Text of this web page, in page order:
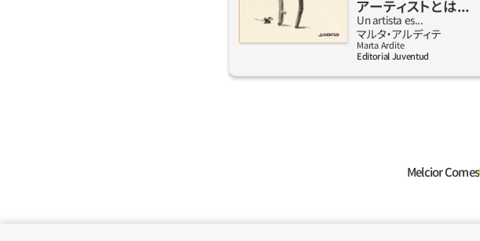
ることを目的とした小さなマニフェストです。
私たちをアーティストのすがた、そして想像力
や創造的な自由を通して世界を見るその視点
に、より近づけてくれます。
詳しく見る
アーティストとは...
Un artista es...
マルタ・アルディテ
Marta Ardite
Editorial Juventud
Melcior Comes